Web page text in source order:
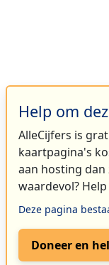
Help om
AlleCijfers is
kaartpagina's
aan hosting dan
waardevol?
Deze pagina
Doneer en